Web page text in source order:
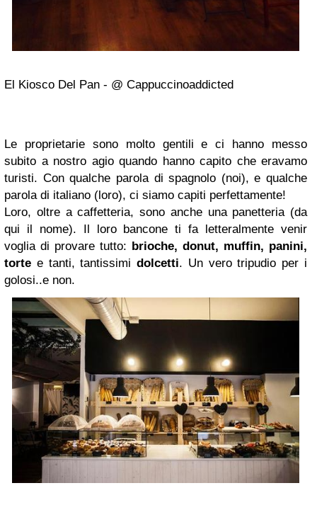
El Kiosco Del Pan - @ Cappuccinoaddicted
Le proprietarie sono molto gentili e ci hanno messo
subito a nostro agio quando hanno capito che eravamo
turisti. Con qualche parola di spagnolo (noi), e qualche
parola di italiano (loro), ci siamo capiti perfettamente!
Loro, oltre a caffetteria, sono anche una panetteria (da
qui il nome). Il loro bancone ti fa letteralmente venir
voglia di provare tutto: brioche, donut, muffin, panini,
torte e tanti, tantissimidolcetti. Un vero tripudio per i
golosi..e non.